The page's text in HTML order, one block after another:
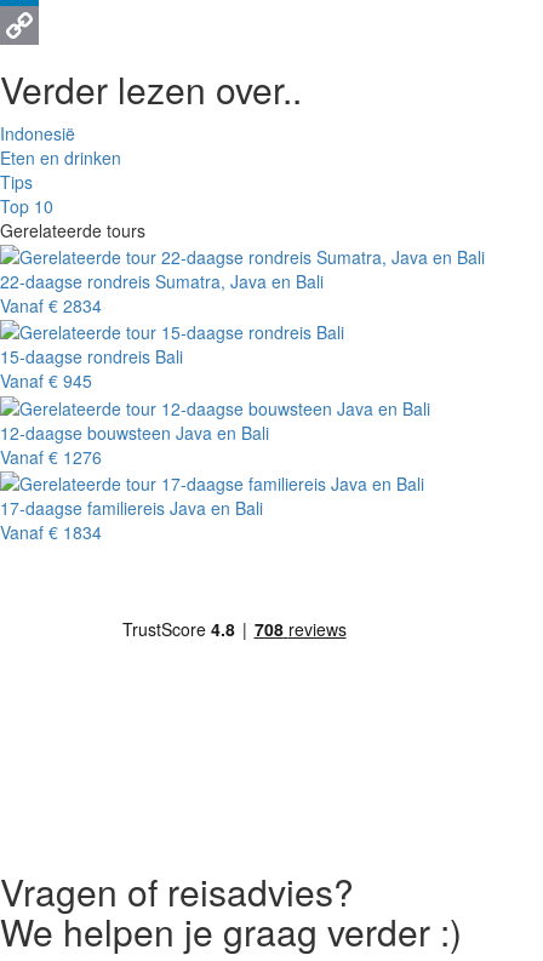
LinkedIn
Link
Verder lezen over..
Indonesië
Eten en drinken
Tips
Top 10
Gerelateerde tours
22-daagse rondreis Sumatra, Java en Bali
Vanaf € 2834
15-daagse rondreis Bali
Vanaf € 945
12-daagse bouwsteen Java en Bali
Vanaf € 1276
17-daagse familiereis Java en Bali
Vanaf € 1834
Vragen of reisadvies?
We helpen je graag verder :)